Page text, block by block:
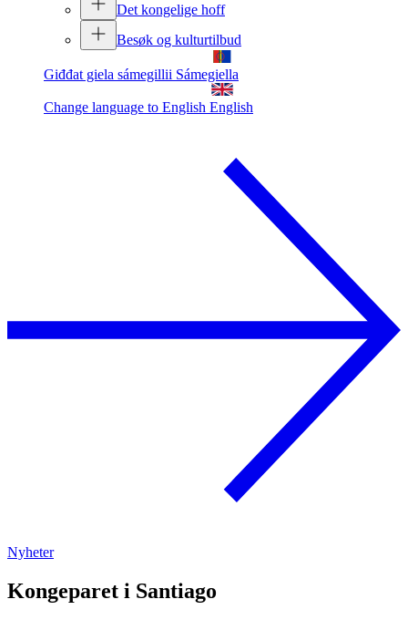
Det kongelige hoff
Besøk og kulturtilbud
Giđđat giela sámegillii Sámegiella
Change language to English English
Nyheter
Kongeparet i Santiago